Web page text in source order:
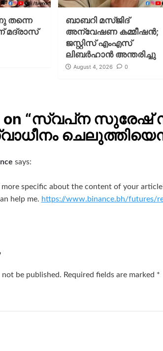
തന്നെ
മദ്രാസ്
ബാബറി മസ്ജിദ്
അന്വേഷണ കമ്മീഷന്‍;
ജസ്റ്റിസ് എംഎസ്
ലിബര്‍ഹാന്‍ അന്തരിച്ചു
August 4, 2026 0
“സ്വപ്‌ന സുരേഷ്
says:
more specific about the content of your
help me. https://www.binance.bh/futures/
be published. Required fields are marked *